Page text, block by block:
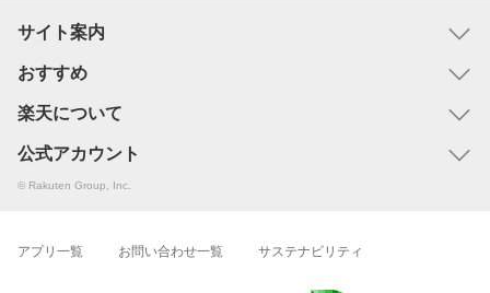
サイト案内
おすすめ
楽天について
公式アカウント
© Rakuten Group, Inc.
アプリ一覧 お問い合わせ一覧 サステナビリティ